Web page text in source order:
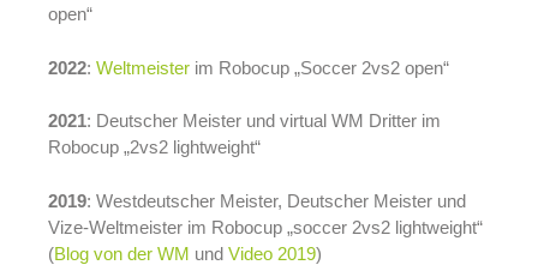
open“
2022: Weltmeister im Robocup „Soccer 2vs2 open“
2021: Deutscher Meister und virtual WM Dritter im
Robocup „2vs2 lightweight“
2019: Westdeutscher Meister, Deutscher Meister und
Vize-Weltmeister im Robocup „soccer 2vs2 lightweight“
(Blog von der WM und Video 2019)